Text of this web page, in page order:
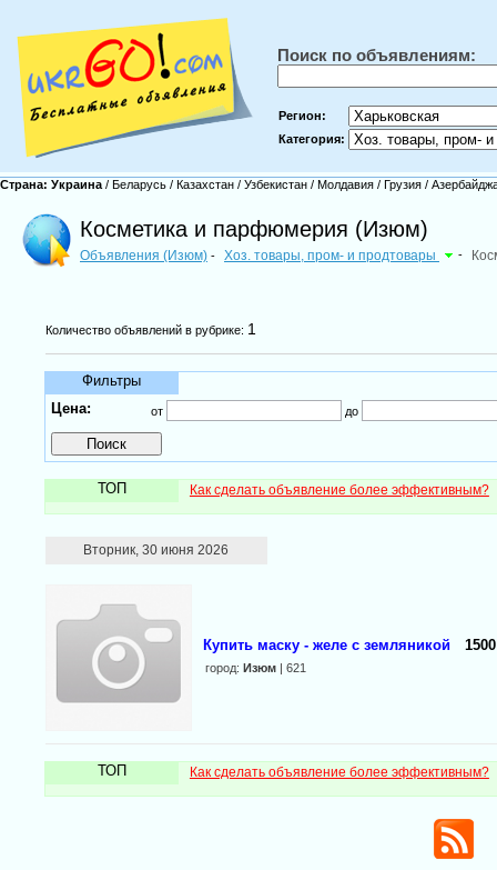
Поиск по объявлениям:
Регион:
Категория:
Страна: Украина / Беларусь / Казахстан / Узбекистан / Молдавия / Грузия /
Косметика и парфюмерия (Изюм)
Объявления (Изюм) - Хоз. товары, пром- и продтовары -
Количество объявлений в рубрике: 1
Фильтры
Цена:
от до
ТОП Как сделать объявление более эффективным?
Вторник, 30 июня 2026
Купить маску - желе с земляникой
город: Изюм| 621
ТОП Как сделать объявление более эффективным?